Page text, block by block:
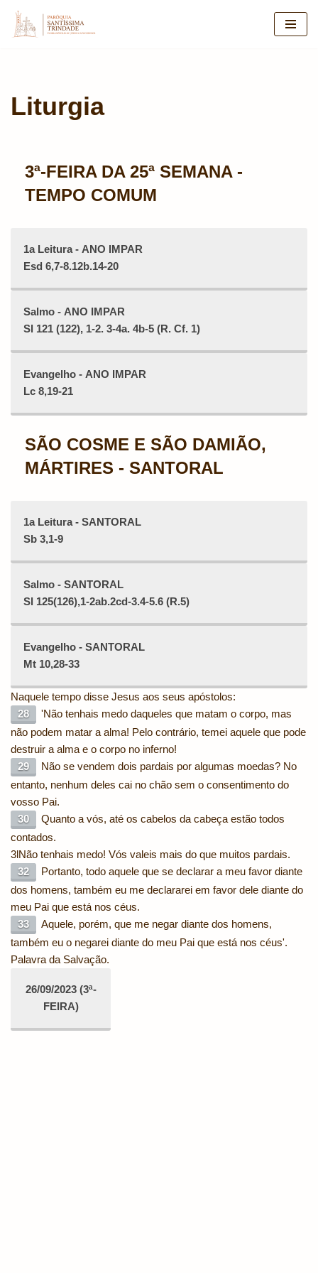
Pular
Liturgia
3ª-FEIRA DA 25ª SEMANA -
TEMPO COMUM
1a Leitura - ANO IMPAR
Esd 6,7-8.12b.14-20
Salmo - ANO IMPAR
Sl 121 (122), 1-2. 3-4a. 4b-5 (R. Cf. 1)
Evangelho - ANO IMPAR
Lc 8,19-21
SÃO COSME E SÃO DAMIÃO,
MÁRTIRES - SANTORAL
1a Leitura - SANTORAL
Sb 3,1-9
Salmo - SANTORAL
Sl 125(126),1-2ab.2cd-3.4-5.6 (R.5)
Evangelho - SANTORAL
Mt 10,28-33
Naquele tempo disse Jesus aos seus apóstolos:
28
'Não tenhais medo daqueles que matam o corpo, mas
não podem matar a alma! Pelo contrário, temei aquele que pode
destruir a alma e o corpo no inferno!
29
Não se vendem dois pardais por algumas moedas? No
entanto, nenhum deles cai no chão sem o consentimento do
vosso Pai.
30
Quanto a vós, até os cabelos da cabeça estão todos
contados.
3lNão tenhais medo! Vós valeis mais do que muitos pardais.
32
Portanto, todo aquele que se declarar a meu favor diante
dos homens, também eu me declararei em favor dele diante do
meu Pai que está nos céus.
33
Aquele, porém, que me negar diante dos homens,
também eu o negarei diante do meu Pai que está nos céus'.
Palavra da Salvação.
26/09/2023 (3ª-
FEIRA)